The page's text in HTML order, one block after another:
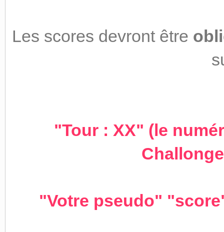
Les scores devront être
"Tour : XX" (le
"Votre pseudo"